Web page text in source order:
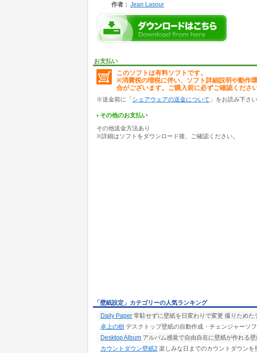
作者： Jean Lasour
お支払い
このソフトは有料ソフトです。
※消費税の増税に伴い、ソフト詳細説明や動作
合がございます。ご購入前に必ずご確認ください
※送金前に「 シェアウェアの送金について 」をお読み下さい
その他のお支払い
その他送金方法あり
※詳細はソフトをダウンロード後、ご確認ください。
「壁紙設定」カテゴリーの人気ランキング
Daily Paper 常駐せずに壁紙を日変わりで変更 撮りためた
卓上の樹 デスクトップ壁紙の自動作成・チェンジャーソフ
Desktop Album アルバム感覚で自由自在に壁紙が作れる
カウントダウン壁紙2 楽しみな日までのカウントダウンを